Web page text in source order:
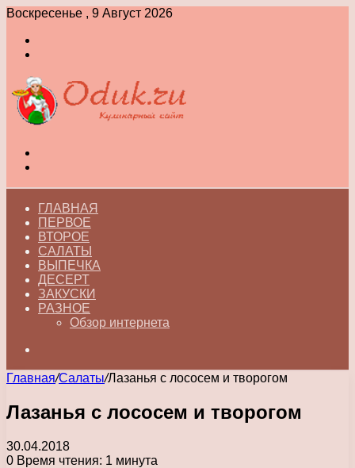
Воскресенье , 9 Август 2026
ГЛАВНАЯ
ПЕРВОЕ
ВТОРОЕ
САЛАТЫ
ВЫПЕЧКА
ДЕСЕРТ
ЗАКУСКИ
РАЗНОЕ
Обзор интернета
Главная/Салаты/Лазанья с лососем и творогом
Лазанья с лососем и творогом
30.04.2018
0 Время чтения: 1 минута